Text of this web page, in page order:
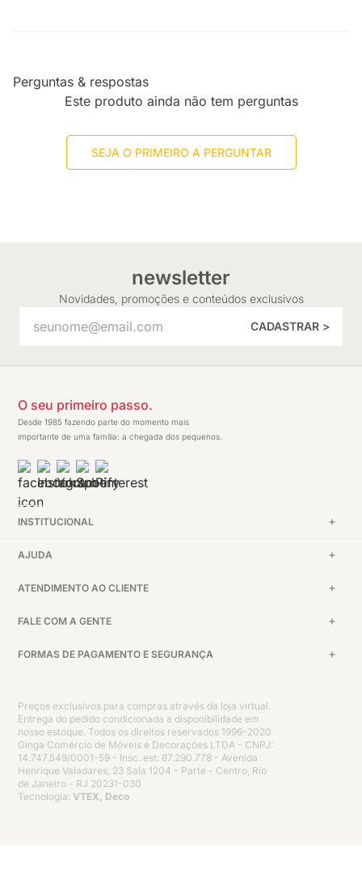
Perguntas & respostas
Este produto ainda não tem perguntas
SEJA O PRIMEIRO A PERGUNTAR
newsletter
Novidades, promoções e conteúdos exclusivos
CADASTRAR >
O seu primeiro passo.
Desde 1985 fazendo parte do momento mais
importante de uma família: a chegada dos pequenos.
INSTITUCIONAL
AJUDA
ATENDIMENTO AO CLIENTE
FALE COM A GENTE
FORMAS DE PAGAMENTO E SEGURANÇA
Preços exclusivos para compras através da loja virtual.
Entrega do pedido condicionada a disponibilidade em
nosso estoque. Todos os direitos reservados 1996-2020
Ginga Comércio de Móveis e Decorações LTDA - CNPJ:
14.747.549/0001-59 - Insc. est: 87.290.778 - Avenida
Henrique Valadares, 23 Sala 1204 - Parte - Centro, Rio
de Janeiro - RJ 20231-030
Tecnologia: VTEX, Deco